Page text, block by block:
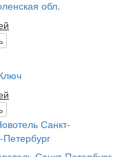
обл.